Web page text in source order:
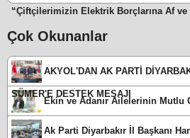
“Çiftçilerimizin Elektrik Borçlarına Af ve
Çok Okunanlar
AKYOL'DAN AK PARTİ
SÜMER'E DESTEK MESAJI
Ekin ve Adanır Ailelerinin Mutlu
Ak Parti Diyarbakır İl Başkanı